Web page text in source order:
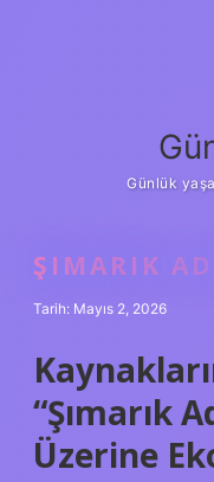
Günlük
ŞIMARIK
Tarih: Mayıs 2, 2026
“Şımarık
Üzerine